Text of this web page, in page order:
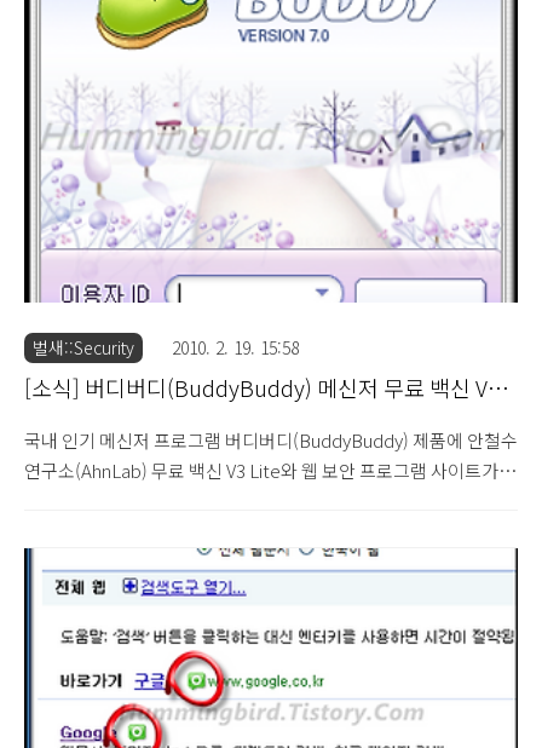
최근 해당 소셜 사이트가드에서 지원하는 사이드바 홍보 동작이 사
용자들에게 불편함을 유발하여 동작을 중지하는 방법을 문의하는
글들이 올라오는 것을 확인하였습니다. 간단하게 소셜 사이트가드
프로그램의 동작 방식을 확인해보면 네이버(Naver)를 비롯한 포털
사이트에서 검색을 시도할 경우 우측에 그림과 같은 사이드바가 생
성되는 것을 확인할 수 있습니다. 이런 ..
벌새::Security 2010. 2. 19. 15:58
[소식] 버디버디(BuddyBuddy) 메신저 무료 백신 V3
국내 인기 메신저 프로그램 버디버디(BuddyBuddy) 제품에 안철수
연구소(AhnLab) 무료 백신 V3 Lite와 웹 보안 프로그램 사이트가드
저에 V3 Lite 제품이 추가되는 것과 같이 이번 역시 동일한 방식으로
버디버디 메신저에 추가가 된 것으로 보입니다. 버디버디 메신저를
Lite 설치] 항목이 추가가 되었으며, 기본값으로 해당 항목은 체크
해제된 상태로 사용자가 해당 보안 제품의 설치를 원할 경우 체크하
여 설치가 이루어지도록 되어 있습니다. AhnLab SiteGuard 제품의